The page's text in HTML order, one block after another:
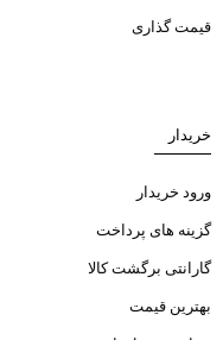
قیمت گذاری
خریدار
ورود خریدار
گزینه های پرداخت
گارانتی برگشت کالا
بهترین قیمت